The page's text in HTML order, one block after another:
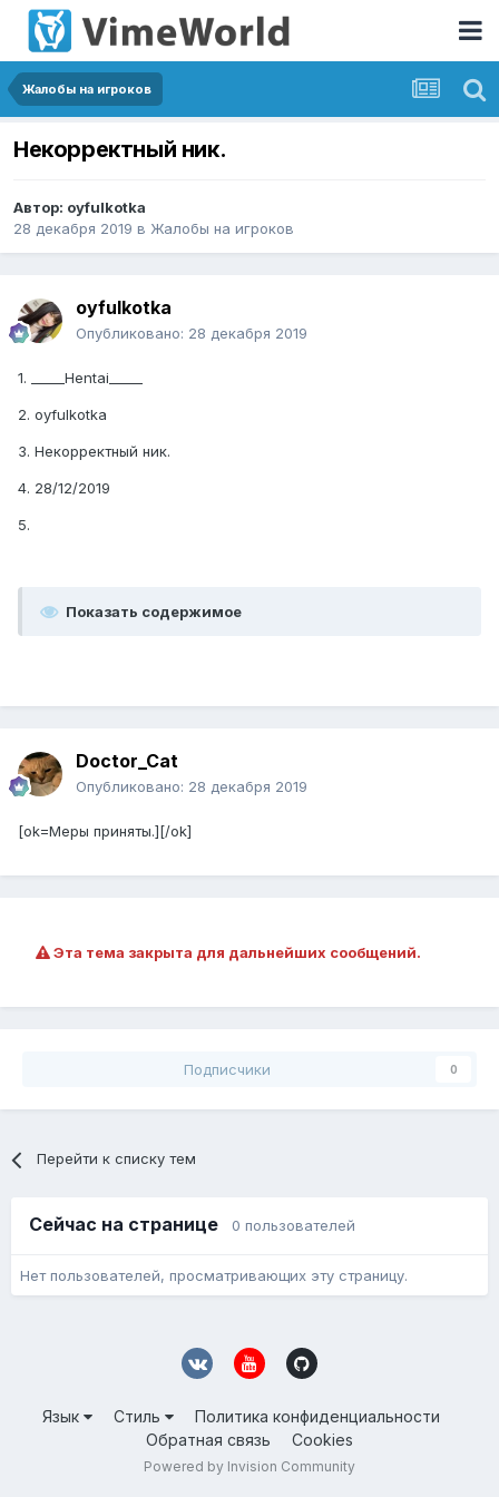
Жалобы на игроков
Некорректный ник.
Автор: oyfulkotka
28 декабря 2019 в Жалобы на игроков
oyfulkotka
Опубликовано: 28 декабря 2019
1. _____Hentai_____
2. oyfulkotka
3. Некорректный ник.
4. 28/12/2019
5.
Показать содержимое
Doctor_Cat
Опубликовано: 28 декабря 2019
[ok=Меры приняты.][/ok]
Эта тема закрыта для дальнейших сообщений.
Подписчики 0
Перейти к списку тем
Сейчас на странице 0 пользователей
Нет пользователей, просматривающих эту страницу.
Язык Стиль
Политика конфиденциальности
Обратная связь
Cookies
Powered by Invision Community